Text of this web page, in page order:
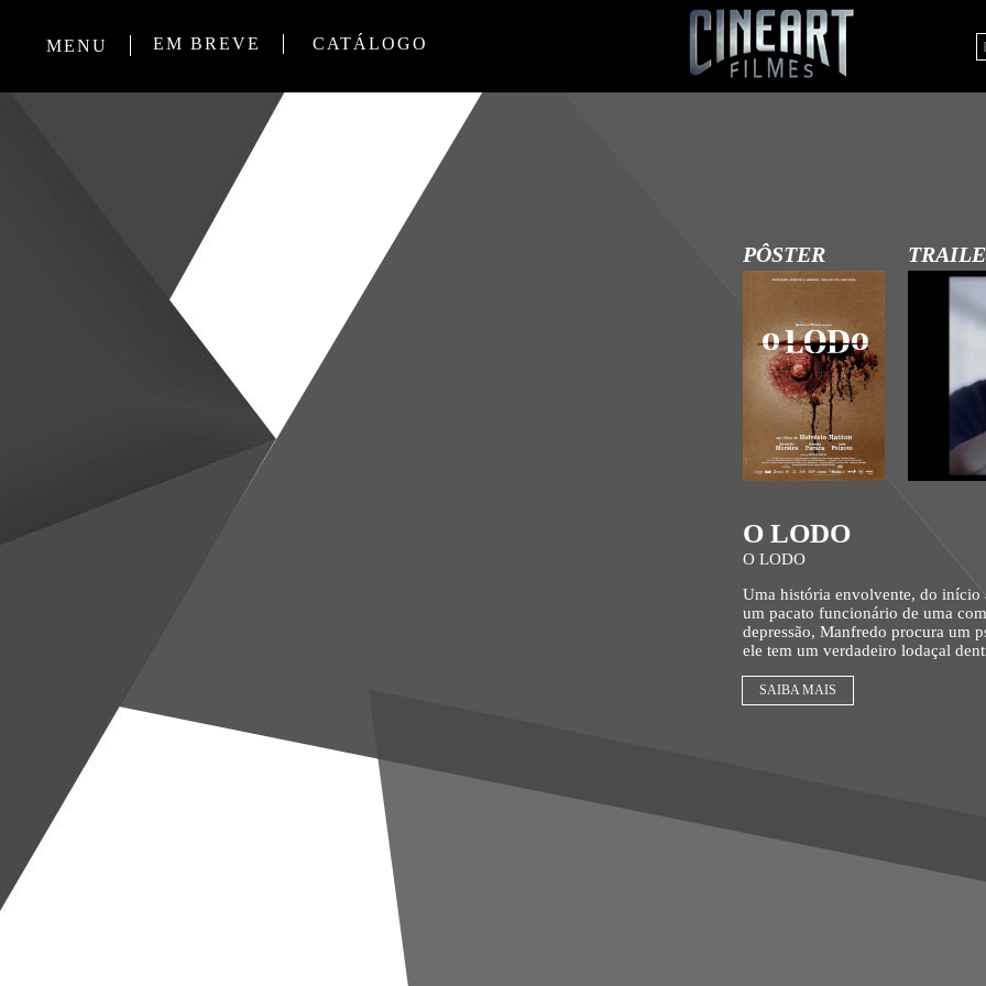
MENU EM BREVE CATÁLOGO
PÔSTER
O LODO
O LODO
Uma história envolvente, do início ao fim, O LODO
um pacato funcionário de uma
depressão, Manfredo procura um
ele tem um verdadeiro lodaçal
do Dr.Pink, sente raiva e medo do médico, mas não
paralisado por uma culpa que
SAIBA MAIS